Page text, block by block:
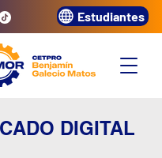
Estudiantes
DIGITAL